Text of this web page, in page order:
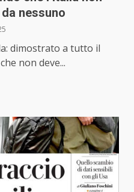
nessuno
dimostrato a tutto il
non deve...